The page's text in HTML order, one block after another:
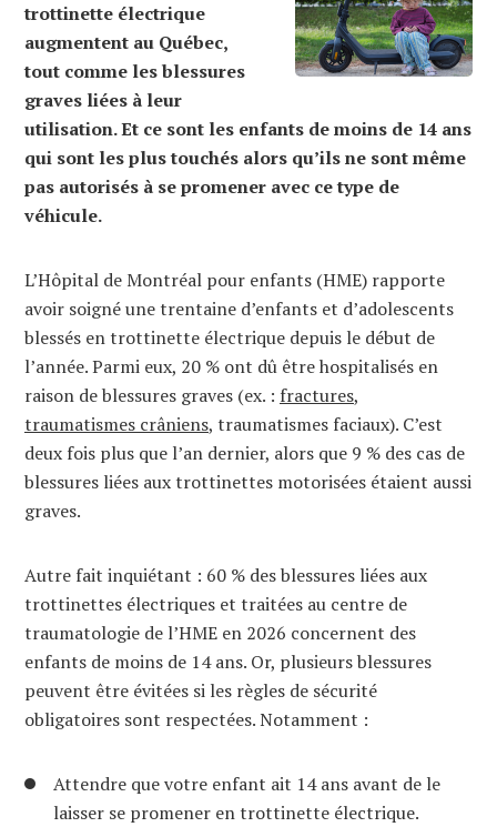
trottinette électrique
augmentent au Québec,
tout comme les blessures
graves liées à leur
utilisation. Et ce sont les enfants de moins de 14 ans
qui sont les plus touchés alors qu’ils ne sont même
pas autorisés à se promener avec ce type de
véhicule.
L’Hôpital de Montréal pour enfants (HME) rapporte
avoir soigné une trentaine d’enfants et d’adolescents
blessés en trottinette électrique depuis le début de
l’année. Parmi eux, 20 % ont dû être hospitalisés en
raison de blessures graves (ex. : fractures,
traumatismes crâniens, traumatismes faciaux). C’est
deux fois plus que l’an dernier, alors que 9 % des cas de
blessures liées aux trottinettes motorisées étaient aussi
graves.
Autre fait inquiétant : 60 % des blessures liées aux
trottinettes électriques et traitées au centre de
traumatologie de l’HME en 2026 concernent des
enfants de moins de 14 ans. Or, plusieurs blessures
peuvent être évitées si les règles de sécurité
obligatoires sont respectées. Notamment :
Attendre que votre enfant ait 14 ans avant de le
laisser se promener en trottinette électrique.